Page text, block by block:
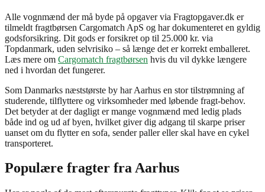
Alle vognmænd der må byde på opgaver via Fragtopgaver.dk er
tilmeldt fragtbørsen Cargomatch ApS og har dokumenteret en gyldig
godsforsikring. Dit gods er forsikret op til 25.000 kr. via
Topdanmark, uden selvrisiko – så længe det er korrekt emballeret.
Læs mere om Cargomatch fragtbørsen hvis du vil dykke længere
ned i hvordan det fungerer.
Som Danmarks næststørste by har Aarhus en stor tilstrømning af
studerende, tilflyttere og virksomheder med løbende fragt-behov.
Det betyder at der dagligt er mange vognmænd med ledig plads
både ind og ud af byen, hvilket giver dig adgang til skarpe priser
uanset om du flytter en sofa, sender paller eller skal have en cykel
transporteret.
Populære fragter fraAarhus